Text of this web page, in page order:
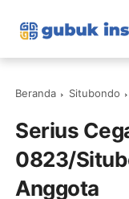
Beranda Situbondo
Serius
0823/
Anggota